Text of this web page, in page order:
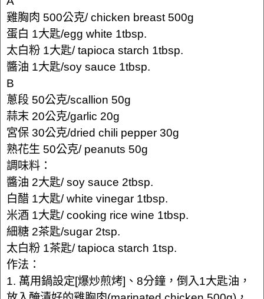
雞胸肉 500公克/ chicken breast 500g
蛋白 1大匙/egg white 1tbsp.
太白粉 1大匙/ tapioca starch 1tbsp.
醬油 1大匙/soy sauce 1tbsp.
B
蔥段 50公克/scallion 50g
蒜末 20公克/garlic 20g
宮保 30公克/dried chili pepper 30g
熟花生 50公克/ peanuts 50g
調味料：
醬油 2大匙/ soy sauce 2tbsp.
白醋 1大匙/ white vinegar 1tbsp.
米酒 1大匙/ cooking rice wine 1tbsp.
細糖 2茶匙/sugar 2tsp.
太白粉 1茶匙/ tapioca starch 1tsp.
作法：
1. 萬用鍋設定[爆炒煎烤]、8分鐘，倒入1大匙油，